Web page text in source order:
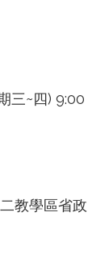
三~四) 9:00
教學區省政